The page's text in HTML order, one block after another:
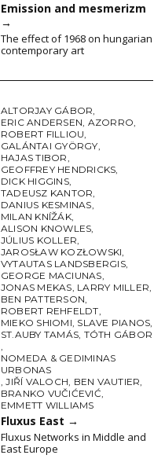
Emission and mesmerizm
→
The effect of 1968 on hungarian
contemporary art
ALTORJAY GÁBOR,
ERIC ANDERSEN, AZORRO,
ROBERT FILLIOU,
GALÁNTAI GYÖRGY,
HAJAS TIBOR,
GEOFFREY HENDRICKS,
DICK HIGGINS,
TADEUSZ KANTOR,
DANIUS KESMINAS,
MILAN KNÍŽÁK,
ALISON KNOWLES,
JÚLIUS KOLLER,
JAROSŁAW KOZŁOWSKI,
VYTAUTAS LANDSBERGIS,
GEORGE MACIUNAS,
JONAS MEKAS, LARRY MILLER,
BEN PATTERSON,
ROBERT REHFELDT,
MIEKO SHIOMI, SLAVE PIANOS,
ST.AUBY TAMÁS, TÓTH GÁBOR
,
NOMEDA & GEDIMINAS
URBONAS
,JIŘÍ VALOCH, BEN VAUTIER,
BRANKO VUČIĆEVIĆ,
EMMETT WILLIAMS
Fluxus East →
Fluxus Networks in Middle and
East Europe